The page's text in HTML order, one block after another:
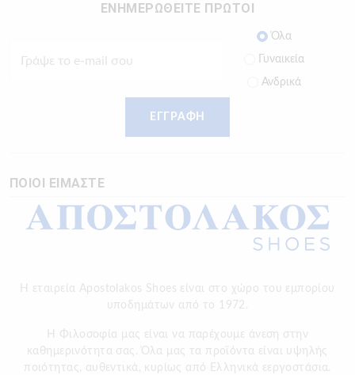
ΕΝΗΜΕΡΩΘΕΙΤΕ ΠΡΩΤΟΙ
Όλα
Γυναικεία
Ανδρικά
ΕΓΓΡΑΦΗ
ΠΟΙΟΙ ΕΙΜΑΣΤΕ
Η εταιρεία Apostolakos Shoes είναι στο χώρο του εμπορίου
υποδημάτων από το 1972.
H Φιλοσοφία μας είναι να παρέχουμε άνεση στην
καθημερινότητα σας. Όλα μας τα προϊόντα είναι υψηλής
ποιότητας, αυθεντικά, κυρίως από Ελληνικά εεργοστάσια.